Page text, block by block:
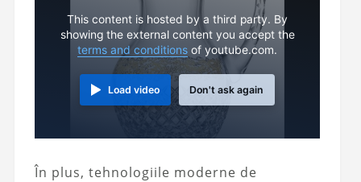
This content is hosted by a third party. By
showing the external content you accept the
terms and conditions of youtube.com.
Load video Don't ask again
În plus, tehnologiile moderne de